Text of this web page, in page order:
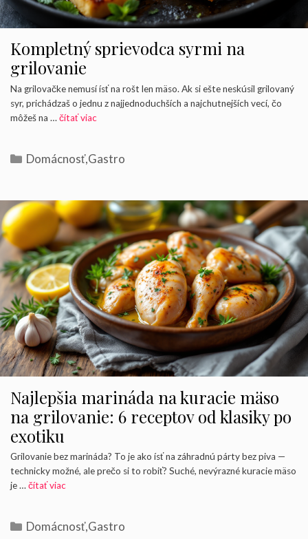
Kompletný sprievodca syrmi na
grilovanie
Na grilovačke nemusí ísť na rošt len mäso. Ak si ešte neskúsil grilovaný
syr, prichádzaš o jednu z najjednoduchších a najchutnejších vecí, čo
môžeš na … čítať viac
Kategórie
Domácnosť,Gastro
Najlepšia marináda na kuracie mäso
na grilovanie: 6 receptov od klasiky po
exotiku
Grilovanie bez marináda? To je ako ísť na záhradnú párty bez piva —
technicky možné, ale prečo si to robiť? Suché, nevýrazné kuracie mäso
je …čítať viac
Kategórie
Domácnosť,Gastro